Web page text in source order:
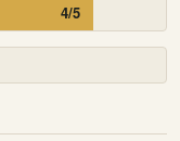
4/5